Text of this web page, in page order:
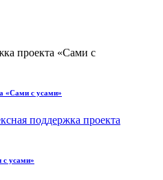
«Сами с усами»
поддержка проекта
с усами»